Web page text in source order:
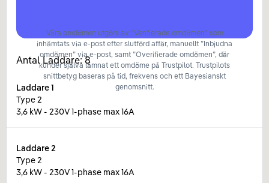
Våra omdömen utgörs av ”Verifierade omdömen” som
inhämtats via e-post efter slutförd affär, manuellt ”Inbjudna
omdömen” via e-post, samt ”Overifierade omdömen”, där
kunder själva lämnat ett omdöme på Trustpilot. Trustpilots
snittbetyg baseras på tid, frekvens och ett Bayesianskt
genomsnitt.
Antal Laddare:8
Laddare1
Type 2
3,6 kW - 230V 1-phase max 16A
Laddare2
Type 2
3,6 kW - 230V 1-phase max 16A